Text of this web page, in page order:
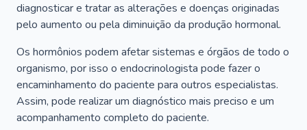
diagnosticar e tratar as alterações e doenças originadas
pelo aumento ou pela diminuição da produção hormonal.
Os hormônios podem afetar sistemas e órgãos de todo o
organismo, por isso o endocrinologista pode fazer o
encaminhamento do paciente para outros especialistas.
Assim, pode realizar um diagnóstico mais preciso e um
acompanhamento completo do paciente.